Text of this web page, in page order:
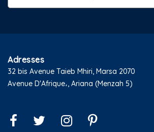
Adresses
32 bis Avenue Taieb Mhiri, Marsa 2070
Avenue D'Afrique،, Ariana (Menzah 5)